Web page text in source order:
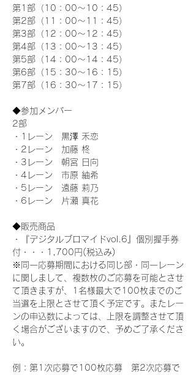
第1部（10：00～10：45）
第2部（11：00～11：45）
第3部（12：00～12：45）
第4部（13：00～13：45）
第5部（14：00～14：45）
第6部（15：30～16：15）
第7部（16：30～17：15）
◆参加メンバー
2部
・1レーン　黒澤 禾恋
・2レーン　加藤 柊
・3レーン　朝宮 日向
・4レーン　市原 紬希
・5レーン　遠藤 莉乃
・6レーン　片瀬 真花
◆販売商品
・『デジタルブロマイドvol.6』個別握手券
付・・・1,700円(税込み)
※同一応募期間における同じ部・同一レーン
に関しまして、複数枚のご応募を可能とさせ
て頂きますが、1名様最大で100枚までのご
当選を上限とさせて頂く予定です。またレー
ンの申込数によっては、上限を調整させて頂
く場合がございますので、予めご了承くださ
い。
例：第1次応募で100枚応募　第2次応募で